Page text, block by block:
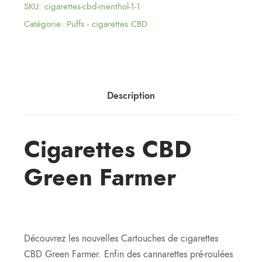
SKU: cigarettes-cbd-menthol-1-1
Catégorie: Puffs - cigarettes CBD
Description
Cigarettes CBD
Green Farmer
Découvrez les nouvelles Cartouches de cigarettes
CBD Green Farmer. Enfin des cannarettes pré-roulées